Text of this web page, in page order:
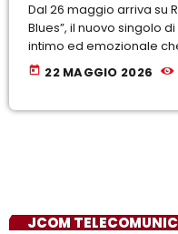
Dal 26 maggio arriva su
Blues”, il nuovo singolo
intimo ed emozionale
bisogno di fermarsi per
today 22 MAGGIO 2026
JCOM